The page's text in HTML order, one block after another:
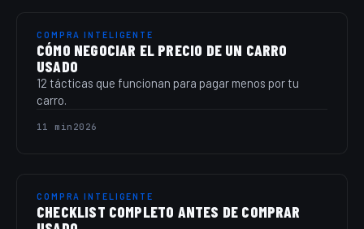
COMPRA INTELIGENTE
CÓMO NEGOCIAR EL PRECIO DE UN CARRO
USADO
12 tácticas que funcionan para pagar menos por tu
carro.
11 min 2026
COMPRA INTELIGENTE
CHECKLIST COMPLETO ANTES DE COMPRAR